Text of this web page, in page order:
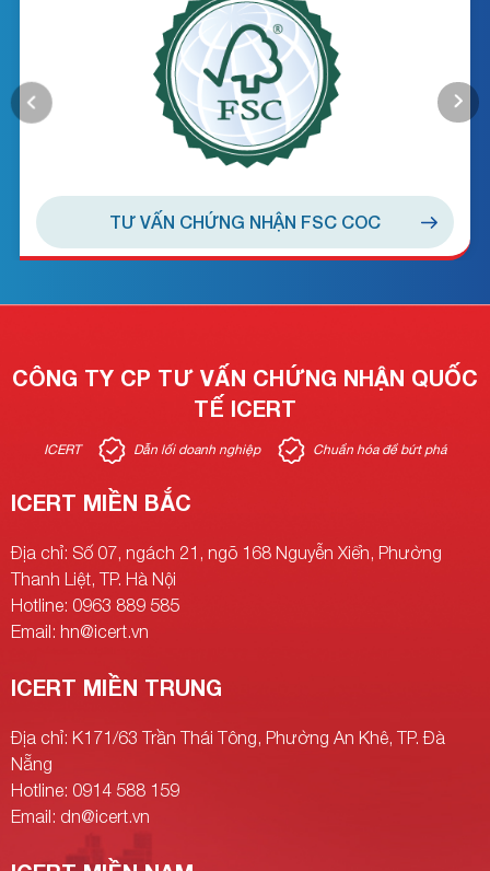
TƯ VẤN CHỨNG NHẬN HALAL
CÔNG TY CP TƯ VẤN CHỨNG NHẬN QUỐC
TẾ ICERT
ICERT Dẫn lối doanh nghiệp Chuẩn hóa để bứt phá
ICERT MIỀN BẮC
Địa chỉ: Số 07, ngách 21, ngõ 168 Nguyễn Xiển, Phường
Thanh Liệt, TP. Hà Nội
Hotline: 0963 889 585
Email: hn@icert.vn
ICERT MIỀN TRUNG
Địa chỉ: K171/63 Trần Thái Tông, Phường An Khê, TP. Đà
Nẵng
Hotline: 0914 588 159
Email: dn@icert.vn